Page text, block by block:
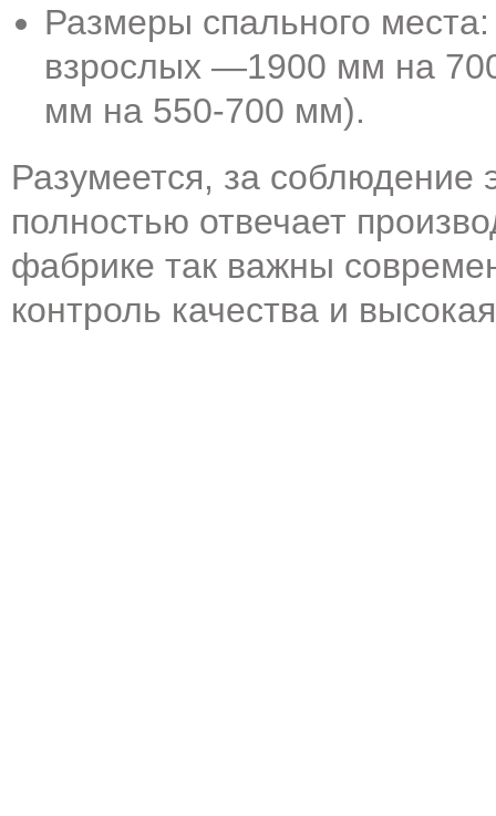
Размеры спального
взрослых —1900 мм на
мм на 550-700 мм).
Разумеется, за соблюдение
полностью отвечает
фабрике так важны
контроль качества и